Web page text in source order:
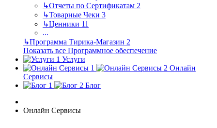
↳Отчеты по Сертификатам 2
↳Товарные Чеки 3
↳Ценники 11
...
↳Программа Тирика-Магазин 2
Показать все Программное обеспечение
Услуги
Онлайн
Сервисы
Блог
Онлайн Сервисы